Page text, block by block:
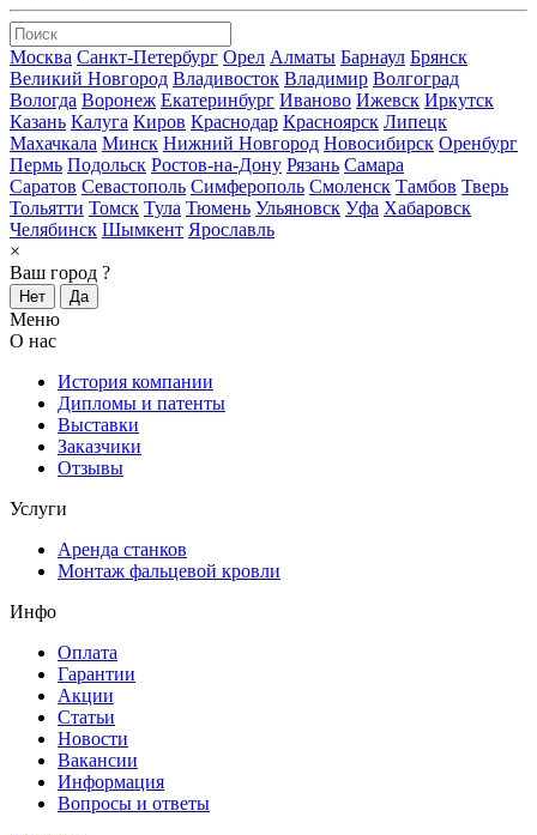
Москва Санкт-Петербург Орел Алматы Барнаул Брянск
Великий Новгород Владивосток Владимир Волгоград
Вологда Воронеж Екатеринбург Иваново Ижевск Иркутск
Казань Калуга Киров Краснодар Красноярск Липецк
Махачкала Минск Нижний Новгород Новосибирск Оренбург
Пермь Подольск Ростов-на-Дону Рязань Самара
Саратов Севастополь Симферополь Смоленск Тамбов Тверь
Тольятти Томск Тула Тюмень Ульяновск Уфа Хабаровск
Челябинск Шымкент Ярославль
×
Ваш город ?
Нет Да
Меню
О нас
История компании
Дипломы и патенты
Выставки
Заказчики
Отзывы
Услуги
Аренда станков
Монтаж фальцевой кровли
Инфо
Оплата
Гарантии
Акции
Статьи
Новости
Вакансии
Информация
Вопросы и ответы